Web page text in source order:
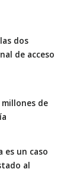
dos
de acceso
de
es un caso
al